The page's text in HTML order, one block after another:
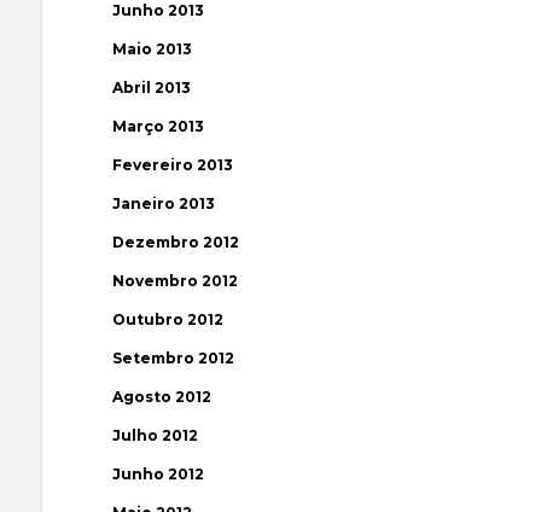
Junho 2013
Maio 2013
Abril 2013
Março 2013
Fevereiro 2013
Janeiro 2013
Dezembro 2012
Novembro 2012
Outubro 2012
Setembro 2012
Agosto 2012
Julho 2012
Junho 2012